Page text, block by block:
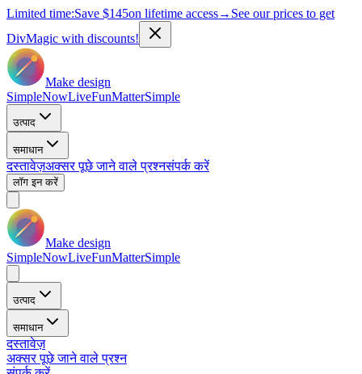
Limited time:Save $145on lifetime access→ See our prices to get
DivMagic with discounts!
Make design
SimpleNowLiveFunMatterSimple
उत्पाद
समाधान
दस्तावेज़अक्सर पूछे जाने वाले प्रश्नसंपर्क करें
लॉग इन करें
Make design
SimpleNowLiveFunMatterSimple
उत्पाद
समाधान
दस्तावेज़
अक्सर पूछे जाने वाले प्रश्न